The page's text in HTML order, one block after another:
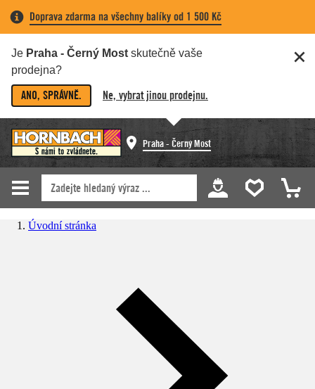
Doprava zdarma na všechny balíky od 1 500 Kč
Je Praha - Černý Most skutečně vaše
prodejna?
ANO, SPRÁVNĚ. Ne, vybrat jinou prodejnu.
Praha - Černý Most
Úvodní stránka